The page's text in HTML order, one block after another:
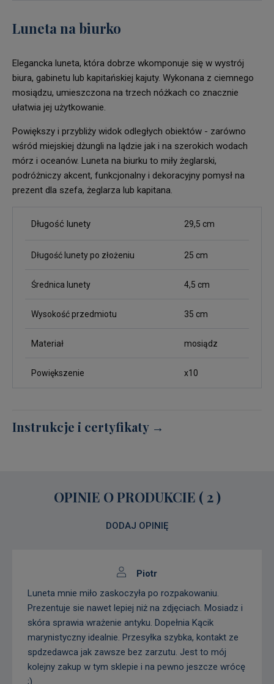
Luneta na biurko
Elegancka luneta, która dobrze wkomponuje się w wystrój
biura, gabinetu lub kapitańskiej kajuty. Wykonana z ciemnego
mosiądzu, umieszczona na trzech nóżkach co znacznie
ułatwia jej użytkowanie.
Powiększy i przybliży widok odległych obiektów - zarówno
wśród miejskiej dżungli na lądzie jak i na szerokich wodach
mórz i oceanów. Luneta na biurku to miły żeglarski,
podróżniczy akcent, funkcjonalny i dekoracyjny pomysł na
prezent dla szefa, żeglarza lub kapitana.
Długość lunety 29,5 cm
Długość lunety po złożeniu 25 cm
Średnica lunety 4,5 cm
Wysokość przedmiotu 35 cm
Materiał mosiądz
Powiększenie x10
Instrukcje i certyfikaty →
OPINIE O PRODUKCIE ( 2)
DODAJ OPINIĘ
Piotr
Luneta mnie miło zaskoczyła po rozpakowaniu.
Prezentuje sie nawet lepiej niż na zdjęciach. Mosiadz i
skóra sprawia wrażenie antyku. Dopełnia Kącik
marynistyczny idealnie. Przesyłka szybka, kontakt ze
spdzedawca jak zawsze bez zarzutu. Jest to mój
kolejny zakup w tym sklepie i na pewno jeszcze wrócę
;)